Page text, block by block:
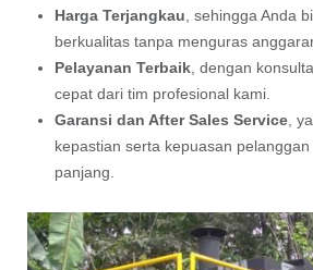
Harga Terjangkau , sehingga Anda
berkualitas tanpa menguras
Pelayanan Terbaik, dengan
cepat dari tim profesional kami.
Garansi dan After Sales Service,
kepastian serta kepuasan
panjang.